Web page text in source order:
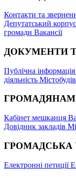
Контакти та
Депутатський корпус
громади Вакансії
ДОКУМЕНТИ
Публічна інформація
діяльність
ГРОМАДЯНАМ
Кабінет мешканця
Довідник закладів
ГРОМАДСЬКА
Електронні петиції